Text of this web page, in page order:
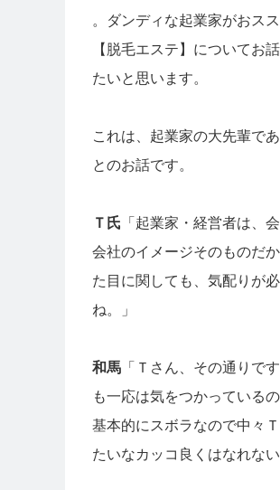
。ダンディな起業家がおス
【脱毛エステ】についてお
たいと思います。
これは、起業家の大先輩で
とのお話です。
Ｔ氏 「起業家・経営者は、
会社のイメージそのものだ
た目に関しても、気配りが
ね。」
和馬 「Ｔさん、その通りで
も一応は気をつかっているの
基本的にスボラなので中々
たいなカッコ良くはなれない